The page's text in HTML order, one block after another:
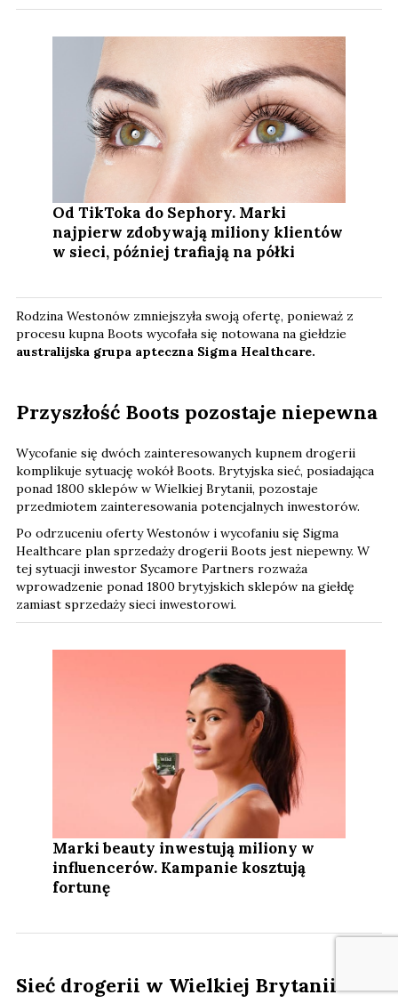
Od TikToka do Sephory. Marki
najpierw zdobywają miliony klientów
w sieci, później trafiają na półki
Rodzina Westonów zmniejszyła swoją ofertę, ponieważ z
procesu kupna Boots wycofała się notowana na giełdzie
australijska grupa apteczna Sigma Healthcare.
Przyszłość Boots pozostaje niepewna
Wycofanie się dwóch zainteresowanych kupnem drogerii
komplikuje sytuację wokół Boots. Brytyjska sieć, posiadająca
ponad 1800 sklepów w Wielkiej Brytanii, pozostaje
przedmiotem zainteresowania potencjalnych inwestorów.
Po odrzuceniu oferty Westonów i wycofaniu się Sigma
Healthcare plan sprzedaży drogerii Boots jest niepewny. W
tej sytuacji inwestor Sycamore Partners rozważa
wprowadzenie ponad 1800 brytyjskich sklepów na giełdę
zamiast sprzedaży sieci inwestorowi.
Marki beauty inwestują miliony w
influencerów. Kampanie kosztują
fortunę
Sieć drogerii w Wielkiej Brytanii